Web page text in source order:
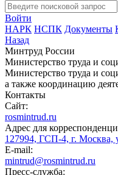
Войти
НАРК НСПК Документы
Назад
Минтруд России
Министерство труда и
Министерство труда и
а также координацию
Контакты
Сайт:
rosmintrud.ru
Адрес для
127994, ГСП-4, г. Москва,
E-mail:
mintrud@rosmintrud.ru
Пресс-служба: